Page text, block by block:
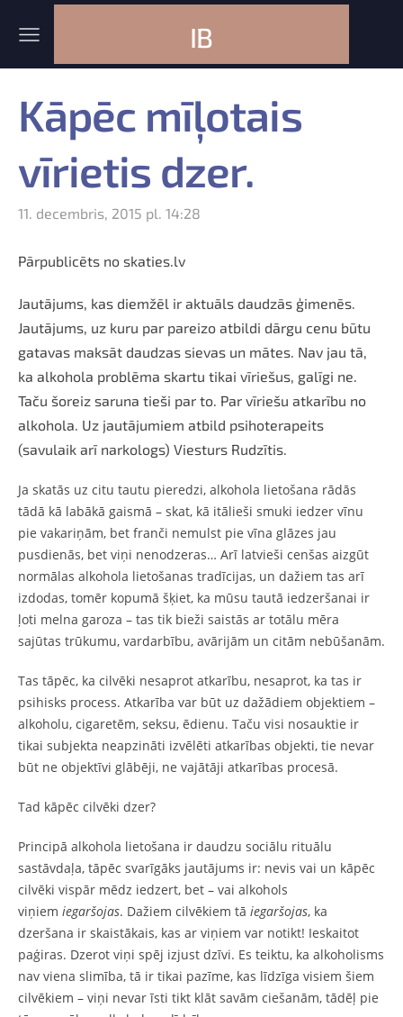
IB
Kāpēc mīļotais
vīrietis dzer.
11. decembris, 2015 pl. 14:28
Pārpublicēts no skaties.lv
Jautājums, kas diemžēl ir aktuāls daudzās ģimenēs.
Jautājums, uz kuru par pareizo atbildi dārgu cenu būtu
gatavas maksāt daudzas sievas un mātes. Nav jau tā,
ka alkohola problēma skartu tikai vīriešus, galīgi ne.
Taču šoreiz saruna tieši par to. Par vīriešu atkarību no
alkohola. Uz jautājumiem atbild psihoterapeits
(savulaik arī narkologs) Viesturs Rudzītis.
Ja skatās uz citu tautu pieredzi, alkohola lietošana rādās
tādā kā labākā gaismā – skat, kā itālieši smuki iedzer vīnu
pie vakariņām, bet franči nemulst pie vīna glāzes jau
pusdienās, bet viņi nenodzeras… Arī latvieši cenšas aizgūt
normālas alkohola lietošanas tradīcijas, un dažiem tas arī
izdodas, tomēr kopumā šķiet, ka mūsu tautā iedzeršanai ir
ļoti melna garoza – tas tik bieži saistās ar totālu mēra
sajūtas trūkumu, vardarbību, avārijām un citām nebūšanām.
Tas tāpēc, ka cilvēki nesaprot atkarību, nesaprot, ka tas ir
psihisks process. Atkarība var būt uz dažādiem objektiem –
alkoholu, cigaretēm, seksu, ēdienu. Taču visi nosauktie ir
tikai subjekta neapzināti izvēlēti atkarības objekti, tie nevar
būt ne objektīvi glābēji, ne vajātāji atkarības procesā.
Tad kāpēc cilvēki dzer?
Principā alkohola lietošana ir daudzu sociālu rituālu
sastāvdaļa, tāpēc svarīgāks jautājums ir: nevis vai un kāpēc
cilvēki vispār mēdz iedzert, bet – vai alkohols
viņiem iegaršojas. Dažiem cilvēkiem tā iegaršojas, ka
dzeršana ir skaistākais, kas ar viņiem var notikt! Ieskaitot
paģiras. Dzerot viņi spēj izjust dzīvi. Es teiktu, ka alkoholisms
nav viena slimība, tā ir tikai pazīme, kas līdzīga visiem šiem
cilvēkiem – viņi nevar īsti tikt klāt savām ciešanām, tādēļ pie